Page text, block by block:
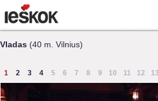
Vladas (40 m. Vilnius)
1 2 3 4 5 6 7 8 9 10 11 12 13